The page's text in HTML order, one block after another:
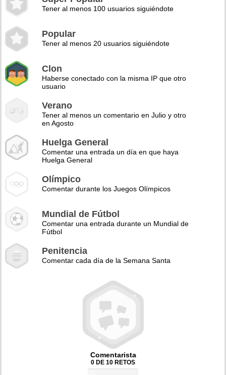
Tener al menos 100 usuarios siguiéndote
Popular
Tener al menos 20 usuarios siguiéndote
Clon
Haberse conectado con la misma IP que otro
usuario
Verano
Tener al menos un comentario en Julio y otro
en Agosto
Huelga General
Comentar una entrada un día en que haya
Huelga General
Olímpico
Comentar durante los Juegos Olímpicos
Mundial de Fútbol
Comentar una entrada durante un Mundial de
Fútbol
Penitencia
Comentar cada día de la Semana Santa
Comentarista
0 DE 10 RETOS